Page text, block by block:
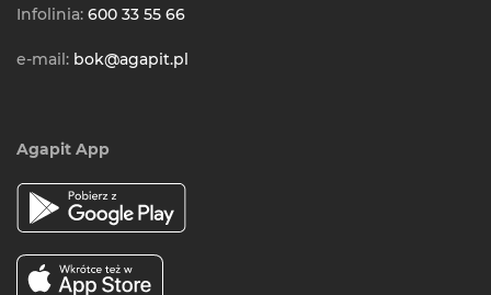
Infolinia: 600 33 55 66
e-mail: bok@agapit.pl
Agapit App